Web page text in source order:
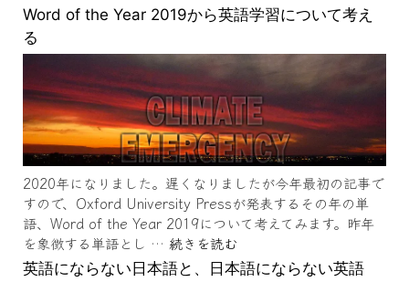
Word of the Year 2019から英語学習について考え
る
2020年になりました。遅くなりましたが今年最初の記事で
すので、Oxford University Pressが発表するその年の単
語、Word of the Year 2019について考えてみます。昨年
を象徴する単語とし … 続きを読む
英語にならない日本語と、日本語にならない英語